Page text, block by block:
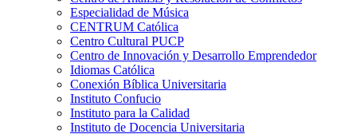
Especialidad de Música
CENTRUM Católica
Centro Cultural PUCP
Centro de Innovación y Desarrollo Emprendedor
Idiomas Católica
Conexión Bíblica Universitaria
Instituto Confucio
Instituto para la Calidad
Instituto de Docencia Universitaria